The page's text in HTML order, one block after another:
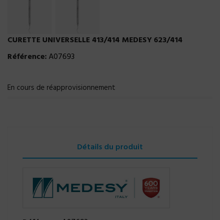
CURETTE UNIVERSELLE 413/414 MEDESY 623/414
Référence:A07693
En cours de réapprovisionnement
Détails du produit